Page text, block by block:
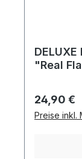
"Real
Regulärer
24,90 €
Preise inkl.